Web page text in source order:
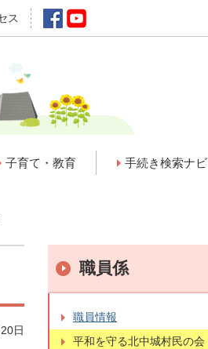
ス
子育て・教育 手続き検索ナビ
日
職員係
職員情報
平和を守る北中城村民の会